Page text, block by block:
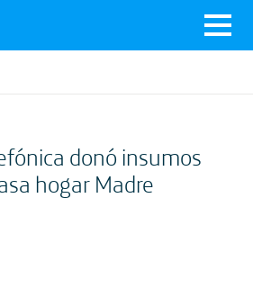
donó insumos
hogar Madre